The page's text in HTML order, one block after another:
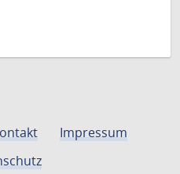
Impressum